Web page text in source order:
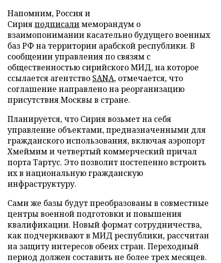
Напомним, Россия и
Сирияподписалимеморандум о
взаимопонимании касательно будущего военных
баз РФ на территории арабской республики. В
сообщении управления по связям с
общественностью сирийского МИД, на которое
ссылается агентство SANA, отмечается, что
соглашение направлено на реорганизацию
присутствия Москвы в стране.
Планируется, что Сирия возьмет на себя
управление объектами, предназначенными для
гражданского использования, включая аэропорт
Хмеймим и четвертый коммерческий причал
порта Тартус. Это позволит постепенно встроить
их в национальную гражданскую
инфраструктуру.
Сами же базы будут преобразованы в совместные
центры военной подготовки и повышения
квалификации. Новый формат сотрудничества,
как подчеркивают в МИД республики, рассчитан
на защиту интересов обеих стран. Переходный
период должен составить не более трех месяцев.